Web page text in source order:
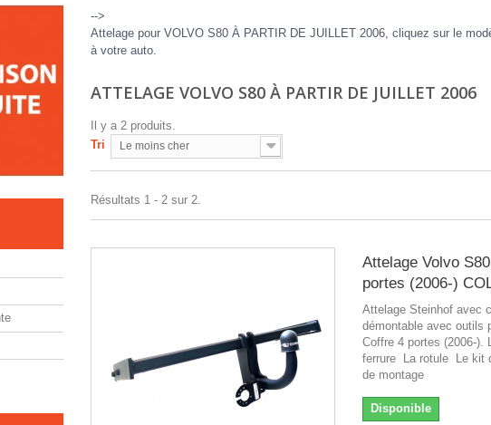
-->
Attelage pour VOLVO S80 À PARTIR DE JUILLET 2006, cliquez sur le
à votre auto.
ATTELAGE VOLVO S80 À PARTIR DE JUILLET 2006
Il y a 2 produits.
Tri Le moins cher
Résultats 1 - 2 sur 2.
Attelage Volvo
portes (2006-)
Attelage Steinhof avec
démontable avec outils
Coffre 4 portes (2006-).
ferrure La rotule Le kit
de montage
Disponible